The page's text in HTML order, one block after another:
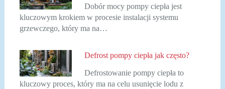
Dobór mocy pompy ciepła jest
kluczowym krokiem w procesie instalacji systemu
grzewczego, który ma na…
Defrost pompy ciepła jak często?
Defrostowanie pompy ciepła to
kluczowy proces, który ma na celu usunięcie lodu z